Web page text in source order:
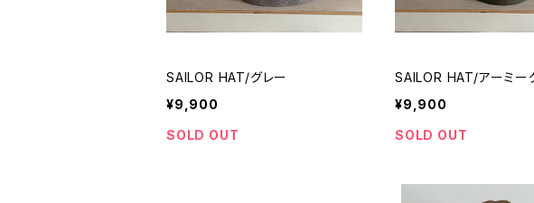
SAILOR HAT/グレー
¥9,900
SOLD OUT
SAILOR HAT/アーミー
¥9,900
SOLD OUT